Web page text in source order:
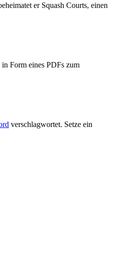
er Squash Courts, einen
Form eines PDFs zum
verschlagwortet. Setze ein